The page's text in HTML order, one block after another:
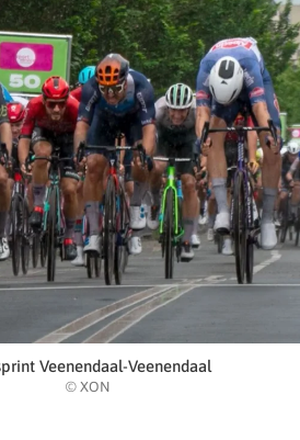
Veenendaal-Veenendaal
© XON